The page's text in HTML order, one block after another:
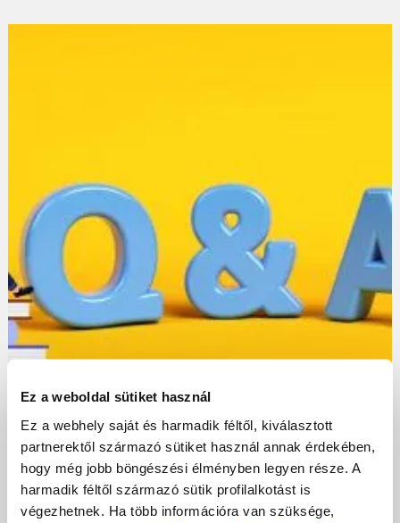
Ez a weboldal sütiket használ
Ez a webhely saját és harmadik féltől, kiválasztott
partnerektől származó sütiket használ annak érdekében,
hogy még jobb böngészési élményben legyen része. A
harmadik féltől származó sütik profilalkotást is
végezhetnek. Ha több információra van szüksége,
2021-05-29
Digitalizációs Q&A: Webanalitika